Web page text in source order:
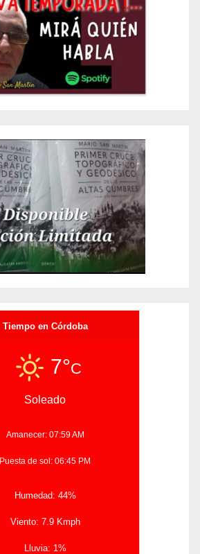
Tiempo en Córdoba
7°C
Soleado
Amanecer: 07:59 AM
Puesta de sol: 06:45 PM
Humedad: 44%
Viento: 7.9 Kmph
Lluvia: 1%